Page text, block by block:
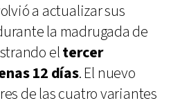
a actualizar sus
la madrugada de
eltercer
12 días. El nuevo
de las cuatro variantes